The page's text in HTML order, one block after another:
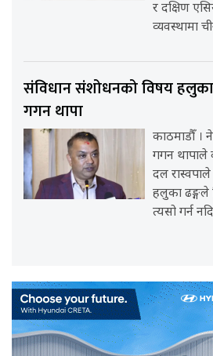
र दक्षिण
व्यवस्थामा
संविधान संशोधनको विषय
गगन थापा
काठमाडौँ ।
गगन थापाले
दल
हलुका ढङ्गले
त्यसो गर्न